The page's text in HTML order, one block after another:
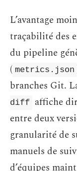
L’avantage
traçabilité des
du pipeline
( metrics.json
branches Git.
diff
affiche
entre deux
granularité de
manuels de
d’équipes